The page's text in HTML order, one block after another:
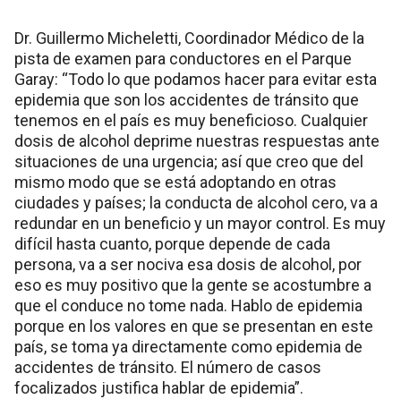
Dr. Guillermo Micheletti, Coordinador Médico de la
pista de examen para conductores en el Parque
Garay: “Todo lo que podamos hacer para evitar esta
epidemia que son los accidentes de tránsito que
tenemos en el país es muy beneficioso. Cualquier
dosis de alcohol deprime nuestras respuestas ante
situaciones de una urgencia; así que creo que del
mismo modo que se está adoptando en otras
ciudades y países; la conducta de alcohol cero, va a
redundar en un beneficio y un mayor control. Es muy
difícil hasta cuanto, porque depende de cada
persona, va a ser nociva esa dosis de alcohol, por
eso es muy positivo que la gente se acostumbre a
que el conduce no tome nada. Hablo de epidemia
porque en los valores en que se presentan en este
país, se toma ya directamente como epidemia de
accidentes de tránsito. El número de casos
focalizados justifica hablar de epidemia”.